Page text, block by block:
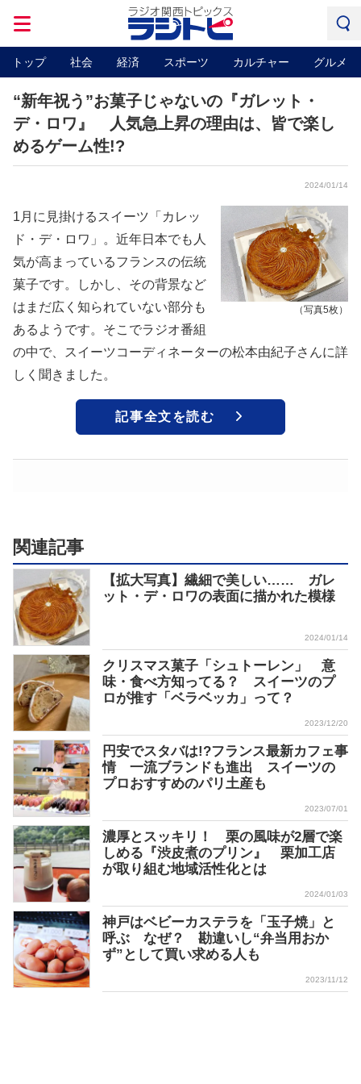
トップ 社会 経済 スポーツ カルチャー グルメ
“新年祝う”お菓子じゃないの『ガレット・
デ・ロワ』 人気急上昇の理由は、皆で楽し
めるゲーム性!?
2024/01/14
（写真5枚）
1月に見掛けるスイーツ「カレッ
ド・デ・ロワ」。近年日本でも人
気が高まっているフランスの伝統
菓子です。しかし、その背景など
はまだ広く知られていない部分も
あるようです。そこでラジオ番組
の中で、スイーツコーディネーターの松本由紀子さんに詳
しく聞きました。
記事全文を読む
関連記事
【拡大写真】繊細で美しい…… ガレ
ット・デ・ロワの表面に描かれた模様
2024/01/14
クリスマス菓子「シュトーレン」 意
味・食べ方知ってる？ スイーツのプ
ロが推す「ベラベッカ」って？
2023/12/20
円安でスタバは!?フランス最新カフェ事
情 一流ブランドも進出 スイーツの
プロおすすめのパリ土産も
2023/07/01
濃厚とスッキリ！ 栗の風味が2層で楽
しめる『渋皮煮のプリン』 栗加工店
が取り組む地域活性化とは
2024/01/03
神戸はベビーカステラを「玉子焼」と
呼ぶ なぜ？ 勘違いし“弁当用おか
ず”として買い求める人も
2023/11/12